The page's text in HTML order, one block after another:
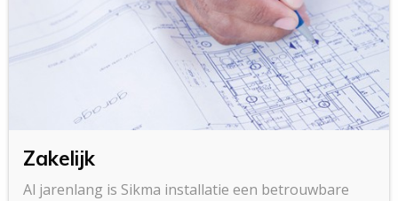
Zakelijk
Al jarenlang is Sikma installatie een betrouwbare